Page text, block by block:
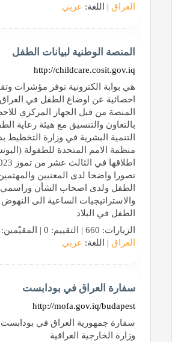
العراق | اللغة: عربي
المنصة الوطنية لبيانات الطفل
http://childcare.cosit.gov.iq
هي بوابة الكترونية توفر مؤشرات
احصائية عن اوضاع الطفل في العراق
المنصة من قبل الجهاز المركزي
بالتعاون والتنسيق مع هيئة رعاية
التنمية البشرية في وزارة التخطيط
منظمة الامم المتحدة للطفولة
تصورا واضحا لدى المعنيين
الطفل ولدى اصحاب الشأن
والاستراتيجيات الساعية الى النهوض
الطفل في البلاد
الزيارات: 660 | التقييم: 0 | المقيّمين: 0 | الدولة:
العراق | اللغة: عربي
سفارة العراق في بودابست
http://mofa.gov.iq/budapest
سفارة جمهورية العراق في
وزارة الخارجية العراقية